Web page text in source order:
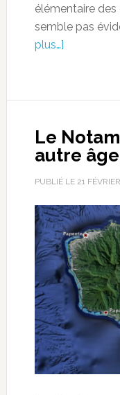
élémentaire
semble pas
plus…]
Le
autre
PUBLIÉ LE 21